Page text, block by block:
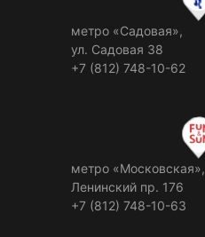
метро «Садовая»,
ул. Садовая 38
+7 (812) 748-10-62
метро «Московская»,
Ленинский пр. 176
+7 (812) 748-10-63